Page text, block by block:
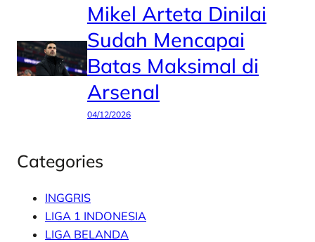
Mikel Arteta Dinilai
Sudah Mencapai
Batas Maksimal di
Arsenal
04/12/2026
Categories
INGGRIS
LIGA 1 INDONESIA
LIGA BELANDA